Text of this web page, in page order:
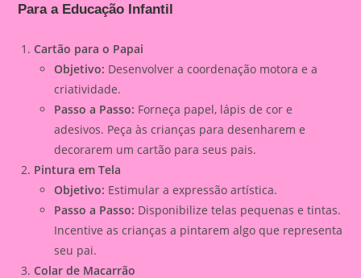
Para a Educação Infantil
Cartão para o Papai
Objetivo: Desenvolver a coordenação motora e a
criatividade.
Passo a Passo: Forneça papel, lápis de cor e
adesivos. Peça às crianças para desenharem e
decorarem um cartão para seus pais.
Pintura em Tela
Objetivo: Estimular a expressão artística.
Passo a Passo: Disponibilize telas pequenas e tintas.
Incentive as crianças a pintarem algo que representa
seu pai.
Colar de Macarrão